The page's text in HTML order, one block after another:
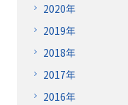
2020年
2019年
2018年
2017年
2016年